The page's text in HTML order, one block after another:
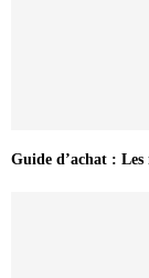
Guide d’achat :